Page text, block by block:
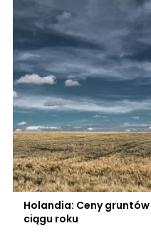
Holandia: Ceny
ciągu roku